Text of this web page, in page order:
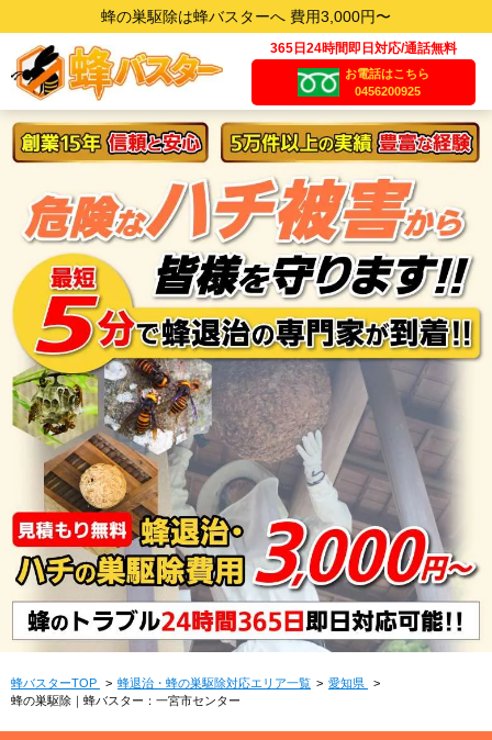
蜂の巣駆除は蜂バスターへ 費用3,000円〜
365日24時間即日対応/通話無料
お電話はこちら
0456200925
蜂バスターTOP 蜂退治・蜂の巣駆除対応エリア一覧
愛知県
蜂の巣駆除｜蜂バスター：一宮市センター